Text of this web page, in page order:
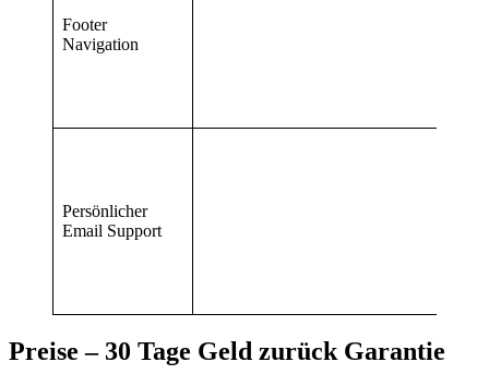
Footer
Navigation
Persönlicher
Email Support
Preise – 30 Tage Geld zurück Garantie